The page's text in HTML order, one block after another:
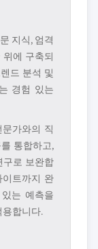
지식, 엄격
에 구축되
드 분석 및
경험 있는
가와의 직
통합하고,
구로 보완합
트까지 완
는 예측을
용합니다.